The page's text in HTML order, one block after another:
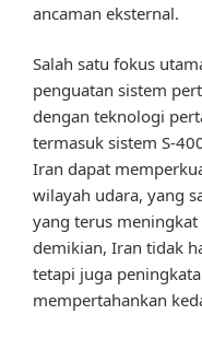
ancaman eksternal.
Salah satu fokus
penguatan sistem
dengan teknologi
termasuk sistem S-
Iran dapat
wilayah udara, yang
yang terus
demikian, Iran tidak
tetapi juga
mempertahankan